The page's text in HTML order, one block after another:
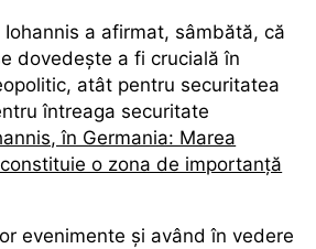
a afirmat, sâmbătă, că
dovedește a fi crucială în
atât pentru securitatea
întreaga securitate
în Germania: Marea
o zona de importanță
evenimente și având în vedere